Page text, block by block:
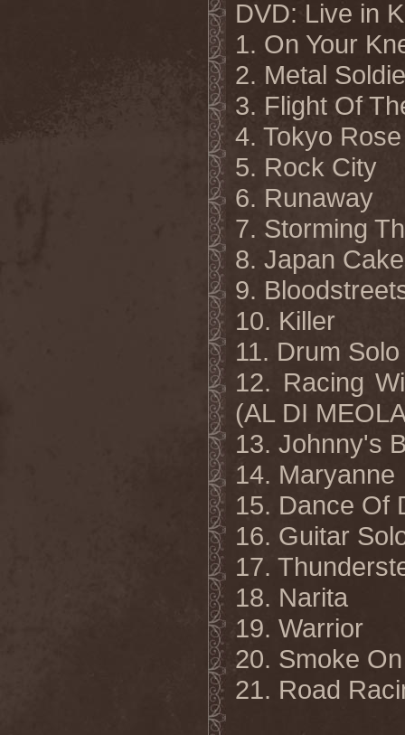
DVD: Live in
1. On Your
2. Metal
3. Flight Of
4. Tokyo Rose
5. Rock City
6. Runaway
7. Storming
8. Japan
9.
10. Killer
11. Drum Solo
12. Racing
(AL DI
13. Johnny's
14. Maryanne
15. Dance Of
16. Guitar
17.
18. Narita
19. Warrior
20. Smoke
21. Road